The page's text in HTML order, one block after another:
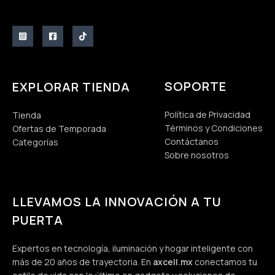
EXPLORAR TIENDA
Tienda
Ofertas de Temporada
Categorías
SOPORTE
Política de Privacidad
Términos y Condiciones
Contáctanos
Sobre nosotros
LLEVAMOS LA INNOVACIÓN A TU
PUERTA
Expertos en tecnología, iluminación y hogar inteligente con
más de 20 años de trayectoria. En axcell.mx conectamos tu